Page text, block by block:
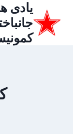
محتوا
یادی